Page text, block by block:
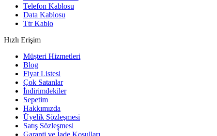
Telefon Kablosu
Data Kablosu
Ttr Kablo
Hızlı Erişim
Müşteri Hizmetleri
Blog
Fiyat Listesi
Çok Satanlar
İndirimdekiler
Sepetim
Hakkımızda
Üyelik Sözleşmesi
Satış Sözleşmesi
Garanti ve İade Koşulları